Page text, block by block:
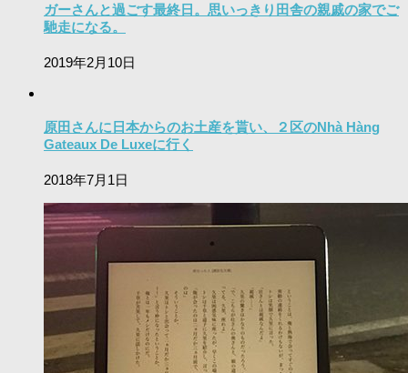
ガーさんと過ごす最終日。思いっきり田舎の親戚の家でご
馳走になる。
2019年2月10日
原田さんに日本からのお土産を貰い、２区のNhà Hàng
Gateaux De Luxeに行く
2018年7月1日